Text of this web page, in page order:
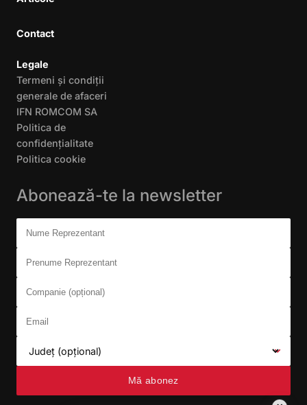
Contact
Legale
Termeni și condiții
generale de afaceri
IFN ROMCOM SA
Politica de
confidențialitate
Politica cookie
Abonează-te la newsletter
Don't fill this out:
Nume Reprezentant
Prenume Reprezentant
Companie (opțional)
Email
Județ (opțional)
Mă abonez